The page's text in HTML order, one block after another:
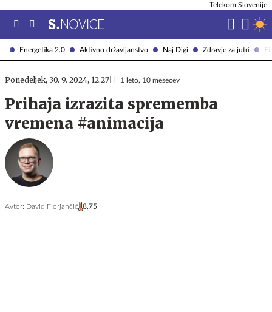
Energetika 2.0 Aktivno državljanstvo Naj Digi Zdravje za jutri
Telekom Slovenije
Ponedeljek, 30. 9. 2024, 12.27 1 leto, 10 mesecev
Prihaja izrazita sprememba
vremena #animacija
Avtor: David Florjančič 8,75